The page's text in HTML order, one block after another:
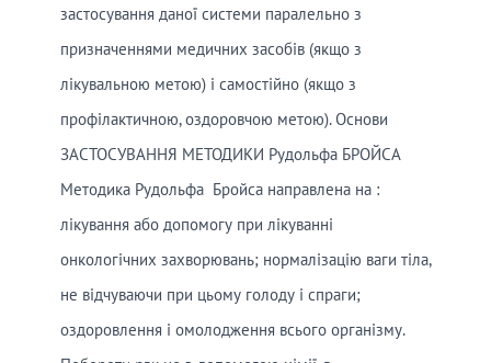
застосування даної системи паралельно з
призначеннями медичних засобів (якщо з
лікувальною метою) і самостійно (якщо з
профілактичною, оздоровчою метою). Основи
ЗАСТОСУВАННЯ МЕТОДИКИ Рудольфа БРОЙСА
Методика Рудольфа Бройса направлена на :
лікування або допомогу при лікуванні
онкологічних захворювань; нормалізацію ваги тіла,
не відчуваючи при цьому голоду і спраги;
оздоровлення і омолодження всього організму.